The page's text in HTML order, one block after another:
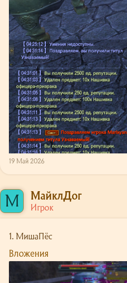
19 Май 2026
М МайклДог
Игрок
1. МишаПёс
Вложения